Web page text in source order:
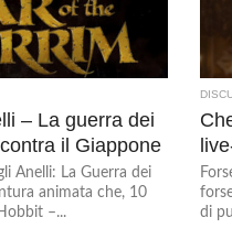
– La guerra dei
il Giappone
Anelli: La Guerra dei
animata che, 10
–...
di